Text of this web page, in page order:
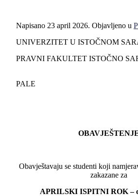
Napisano 23 april 2026. Objavljeno u
UNIVERZITET U ISTOČNOM
PRAVNI FAKULTET
PALE
Obavještavaju se studenti koji
zakazane za
APRILSKI ISPITNI ROK –